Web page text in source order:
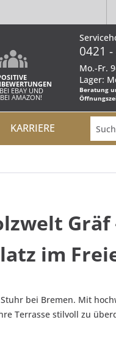
EBAY UND
AMAZON!
0421
Mo.-Fr.
Lager:
Beratung
KARRIERE
Gräf
im
bei Bremen. Mit
Terrasse stilvoll zu